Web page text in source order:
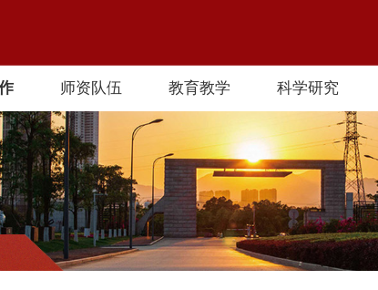
师资队伍 教育教学 科学研究